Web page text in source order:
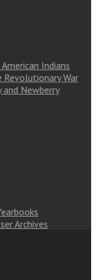
Indians
War
Newberry
Archives